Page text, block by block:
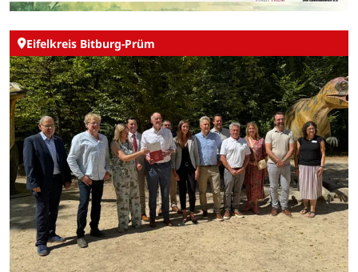
Eifelkreis Bitburg-Prüm